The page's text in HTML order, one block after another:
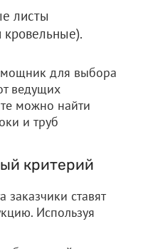
листы
для выбора
ведущих
можно найти
и труб
критерий
ставят
Используя